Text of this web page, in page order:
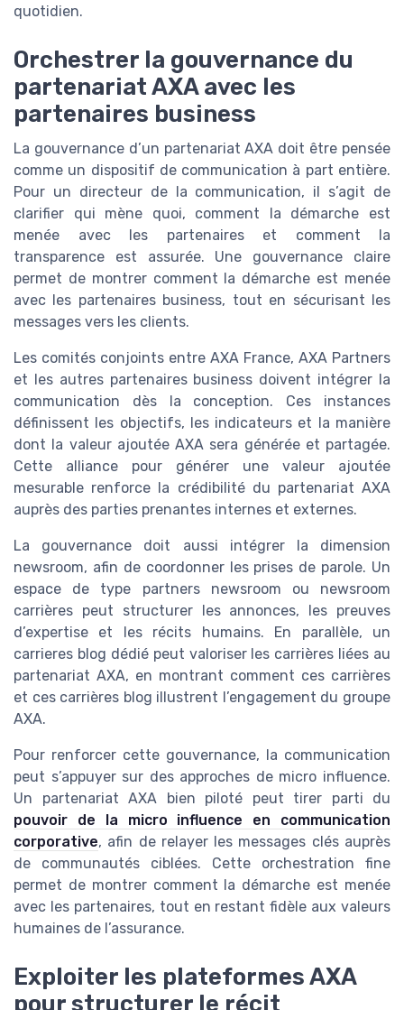
quotidien.
Orchestrer la gouvernance du
partenariat AXA avec les
partenaires business
La gouvernance d’un partenariat AXA doit être pensée
comme un dispositif de communication à part entière.
Pour un directeur de la communication, il s’agit de
clarifier qui mène quoi, comment la démarche est
menée avec les partenaires et comment la
transparence est assurée. Une gouvernance claire
permet de montrer comment la démarche est menée
avec les partenaires business, tout en sécurisant les
messages vers les clients.
Les comités conjoints entre AXA France, AXA Partners
et les autres partenaires business doivent intégrer la
communication dès la conception. Ces instances
définissent les objectifs, les indicateurs et la manière
dont la valeur ajoutée AXA sera générée et partagée.
Cette alliance pour générer une valeur ajoutée
mesurable renforce la crédibilité du partenariat AXA
auprès des parties prenantes internes et externes.
La gouvernance doit aussi intégrer la dimension
newsroom, afin de coordonner les prises de parole. Un
espace de type partners newsroom ou newsroom
carrières peut structurer les annonces, les preuves
d’expertise et les récits humains. En parallèle, un
carrieres blog dédié peut valoriser les carrières liées au
partenariat AXA, en montrant comment ces carrières
et ces carrières blog illustrent l’engagement du groupe
AXA.
Pour renforcer cette gouvernance, la communication
peut s’appuyer sur des approches de micro influence.
Un partenariat AXA bien piloté peut tirer parti du
pouvoir de la micro influence en communication
corporative, afin de relayer les messages clés auprès
de communautés ciblées. Cette orchestration fine
permet de montrer comment la démarche est menée
avec les partenaires, tout en restant fidèle aux valeurs
humaines de l’assurance.
Exploiter les plateformes AXA
pour structurer le récit